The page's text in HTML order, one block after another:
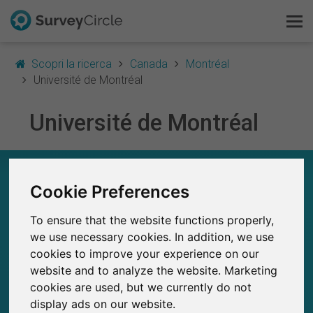
Cookie Preferences
To ensure that the website functions properly,
we use necessary cookies. In addition, we use
cookies to improve your experience on our
website and to analyze the website. Marketing
cookies are used, but we currently do not
display ads on our website.
Scopri la ricerca Canada
Montréal
Université de Montréal
Université de Montréal
D’OCCHIO
20
Studi pubblicati in precedenza su
SurveyCircle
1
Studi attualmente pubblicati su SurveyCircle
Questo è SurveyCircle
Survey Ranking
Scopri la ricerca
FAQ
Registrati gratis
Accedi